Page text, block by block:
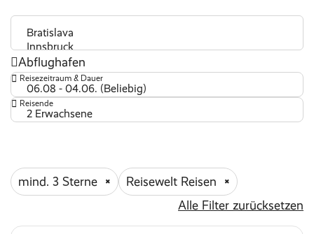
Abflughafen
Reisezeitraum & Dauer
06.08 - 04.06. (Beliebig)
Reisende
2 Erwachsene
mind. 3 Sterne
Reisewelt Reisen
Alle Filter zurücksetzen